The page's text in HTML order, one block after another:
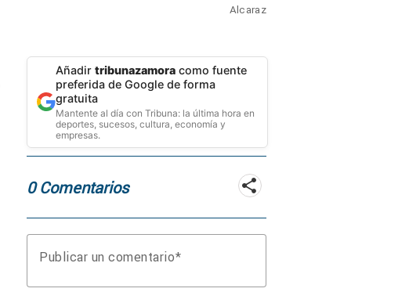
Alcaraz
Añadir tribunazamora como fuente
preferida de Google de forma
gratuita
Mantente al día con Tribuna: la última hora en
deportes, sucesos, cultura, economía y
empresas.
0 Comentarios
Publicar un comentario